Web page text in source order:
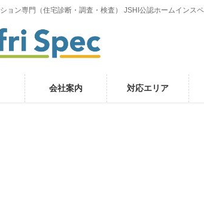
ョン専門（住宅診断・調査・検査） JSHI公認ホームインスペ
会社案内 対応エリア